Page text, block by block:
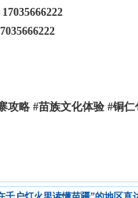
攻略 #苗族文化体验 #铜